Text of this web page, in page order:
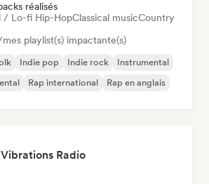
réalisés
/ Lo-fi Hip-HopClassical musicCountry
playlist(s) impactante(s)
Indie pop Indie rock
Instrumental
Rap international Rap en anglais
Radio